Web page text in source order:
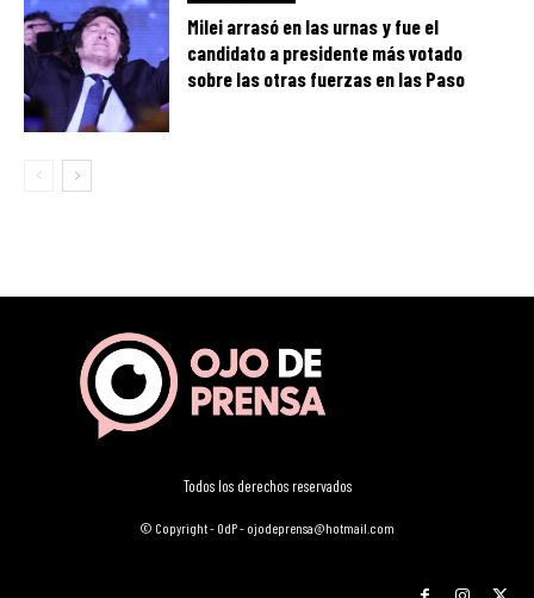
Milei arrasó en las urnas y fue el
candidato a presidente más votado
sobre las otras fuerzas en las Paso
Todos los derechos reservados
© Copyright - OdP - ojodeprensa@hotmail.com